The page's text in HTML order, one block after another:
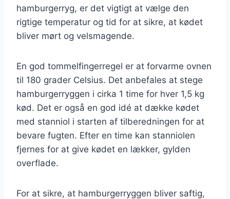
hamburgerryg, er det vigtigt at vælge den
rigtige temperatur og tid for at sikre, at kødet
bliver mørt og velsmagende.
En god tommelfingerregel er at forvarme ovnen
til 180 grader Celsius. Det anbefales at stege
hamburgerryggen i cirka 1 time for hver 1,5 kg
kød. Det er også en god idé at dække kødet
med stanniol i starten af tilberedningen for at
bevare fugten. Efter en time kan stanniolen
fjernes for at give kødet en lækker, gylden
overflade.
For at sikre, at hamburgerryggen bliver saftig,